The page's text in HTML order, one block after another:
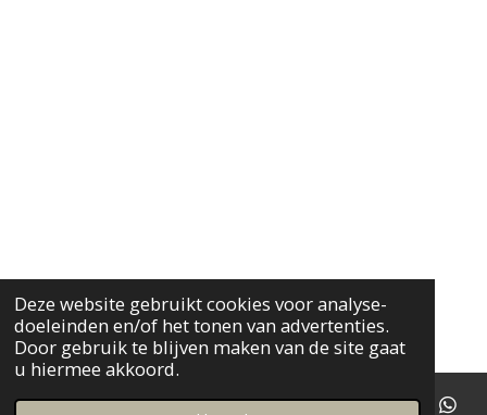
Deze website gebruikt cookies voor analyse-
doeleinden en/of het tonen van advertenties.
Door gebruik te blijven maken van de site gaat
u hiermee akkoord.